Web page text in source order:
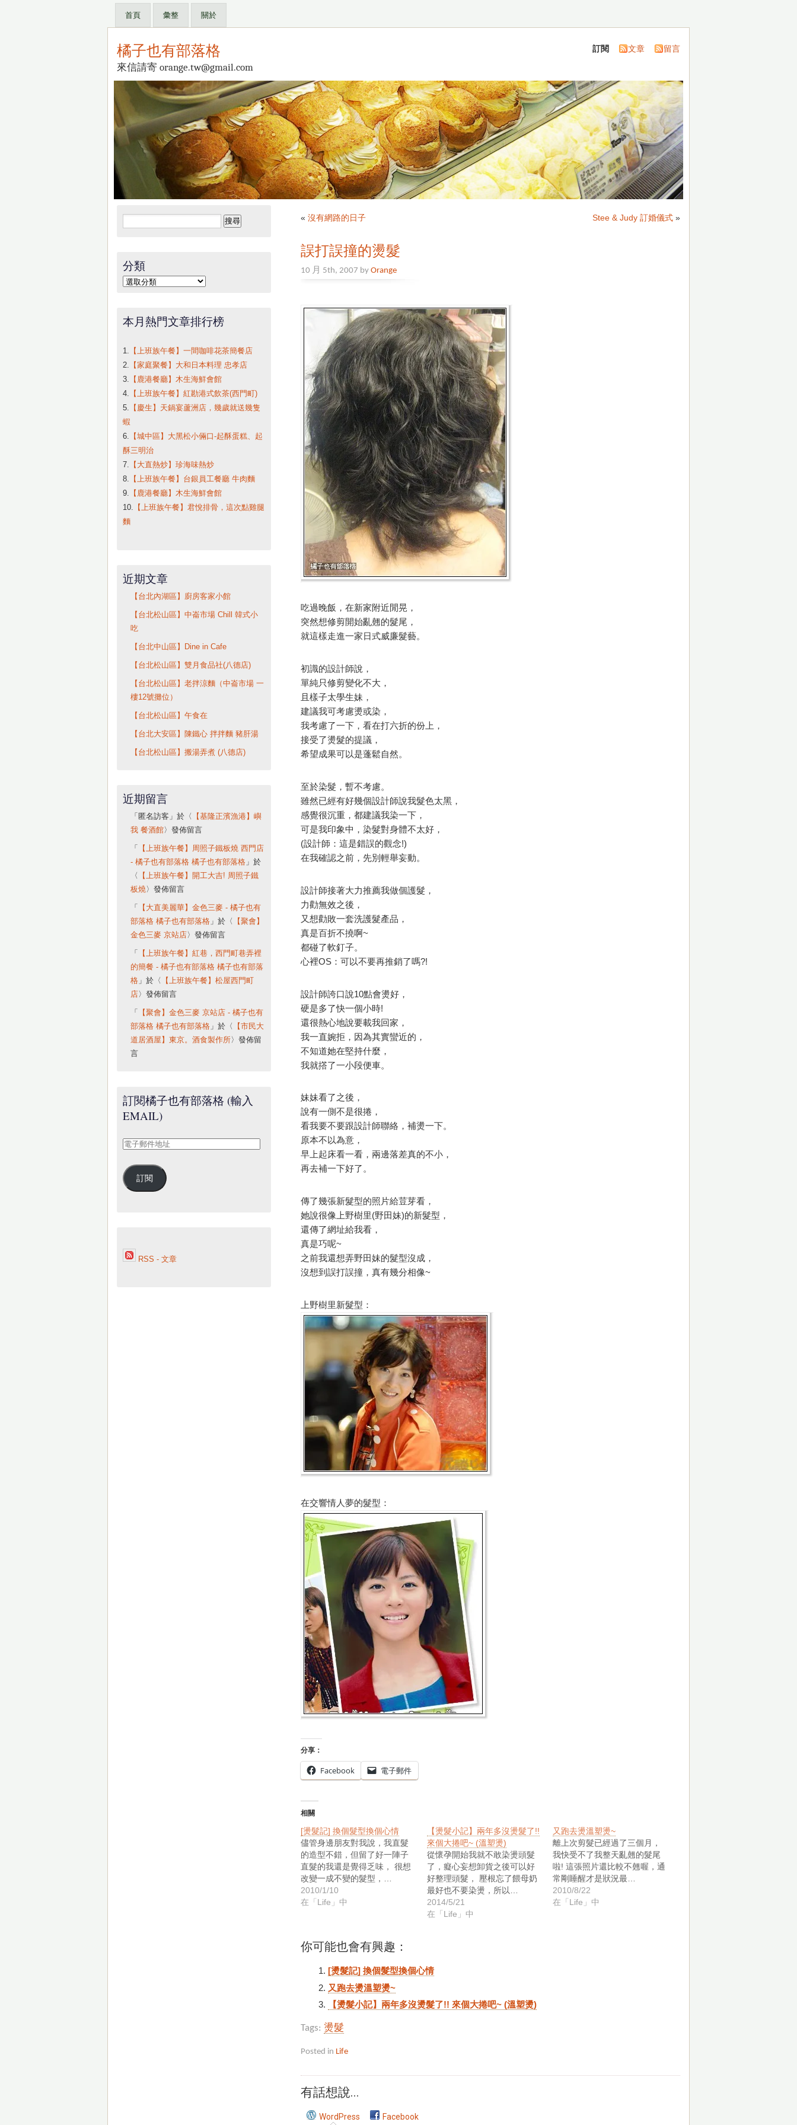
首頁 彙整 關於
橘子也有部落格
來信請寄 orange.tw@gmail.com
訂閱 文章 留言
« 沒有網路的日子 Stee & Judy 訂婚儀式 »
誤打誤撞的燙髮
10 月 5th, 2007 byOrange
吃過晚飯，在新家附近閒晃，
突然想修剪開始亂翹的髮尾，
就這樣走進一家日式威廉髮藝。
初識的設計師說，
單純只修剪變化不大，
且樣子太學生妹，
建議我可考慮燙或染，
我考慮了一下，看在打六折的份上，
接受了燙髮的提議，
希望成果可以是蓬鬆自然。
至於染髮，暫不考慮。
雖然已經有好幾個設計師說我髮色太黑，
感覺很沉重，都建議我染一下，
可是我印象中，染髮對身體不太好，
(設計師：這是錯誤的觀念!)
在我確認之前，先別輕舉妄動。
設計師接著大力推薦我做個護髮，
力勸無效之後，
又想勸敗一套洗護髮產品，
真是百折不撓啊~
都碰了軟釘子。
心裡OS：可以不要再推銷了嗎?!
設計師誇口說10點會燙好，
硬是多了快一個小時!
還很熱心地說要載我回家，
我一直婉拒，因為其實蠻近的，
不知道她在堅持什麼，
我就撘了一小段便車。
妹妹看了之後，
說有一側不是很捲，
看我要不要跟設計師聯絡，補燙一下。
原本不以為意，
早上起床看一看，兩邊落差真的不小，
再去補一下好了。
傳了幾張新髮型的照片給荳芽看，
她說很像上野樹里(野田妹)的新髮型，
還傳了網址給我看，
真是巧呢~
之前我還想弄野田妹的髮型沒成，
沒想到誤打誤撞，真有幾分相像~
上野樹里新髮型：
在交響情人夢的髮型：
分享：
Facebook 電子郵件
相關
[燙髮記] 換個髮型換個心情
儘管身邊朋友對我說，我直髮
的造型不錯，但留了好一陣子
直髮的我還是覺得乏味， 很想
改變一成不變的髮型，…
2010/1/10
在「Life」中
【燙髮小記】兩年多沒燙髮了!!
來個大捲吧~ (溫塑燙)
從懷孕開始我就不敢染燙頭髮
了，癡心妄想卸貨之後可以好
好整理頭髮， 壓根忘了餵母奶
最好也不要染燙，所以…
2014/5/21
在「Life」中
又跑去燙溫塑燙~
離上次剪髮已經過了三個月，
我快受不了我整天亂翹的髮尾
啦! 這張照片還比較不翹喔，通
常剛睡醒才是狀況最…
2010/8/22
在「Life」中
你可能也會有興趣：
[燙髮記] 換個髮型換個心情
又跑去燙溫塑燙~
【燙髮小記】兩年多沒燙髮了!! 來個大捲吧~ (溫塑燙)
Tags: 燙髮
Posted in Life
有話想說...
WordPress Facebook
搜
尋
字:
分類
分
本月熱門文章排行榜
1. 【上班族午餐】一間咖啡花茶簡餐店
2. 【家庭聚餐】大和日本料理 忠孝店
3. 【鹿港餐廳】木生海鮮會館
4. 【上班族午餐】紅勘港式飲茶(西門町)
5. 【慶生】天鍋宴蘆洲店，幾歲就送幾隻
蝦
6. 【城中區】大黑松小倆口-起酥蛋糕、起
酥三明治
7. 【大直熱炒】珍海味熱炒
8. 【上班族午餐】台銀員工餐廳 牛肉麵
9. 【鹿港餐廳】木生海鮮會館
10. 【上班族午餐】君悅排骨，這次點雞腿
麵
近期文章
【台北內湖區】廚房客家小館
【台北松山區】中崙市場 Chill 韓式小
吃
【台北中山區】Dine in Cafe
【台北松山區】雙月食品社(八德店)
【台北松山區】老拌涼麵（中崙市場 一
樓12號攤位）
【台北松山區】午食在
【台北大安區】陳鐵心 拌拌麵 豬肝湯
【台北松山區】搬湯弄煮 (八德店)
近期留言
「 匿名訪客 」於〈
【基隆正濱漁港】嶼
我 餐酒館〉發佈留言
「
【上班族午餐】周照子鐵板燒 西門店
- 橘子也有部落格 橘子也有部落格」於
〈
【上班族午餐】開工大吉! 周照子鐵
板燒〉發佈留言
「
【大直美麗華】金色三麥 - 橘子也有
部落格 橘子也有部落格」於〈
【聚會】
金色三麥 京站店 〉發佈留言
「
【上班族午餐】紅巷，西門町巷弄裡
的簡餐 - 橘子也有部落格 橘子也有部落
格」於〈
【上班族午餐】松屋西門町
店 〉發佈留言
「
【聚會】金色三麥 京站店 - 橘子也有
部落格 橘子也有部落格」於〈
【市民大
道居酒屋】東京。酒食製作所〉發佈留
言
訂閱橘子也有部落格 (輸入
EMAIL)
電
郵
件
訂閱
RSS - 文章